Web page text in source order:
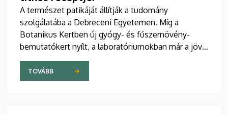
A természet patikáját állítják a tudomány
szolgálatába a Debreceni Egyetemen. Míg a
Botanikus Kertben új gyógy- és fűszernövény-
bemutatókert nyílt, a laboratóriumokban már a jövő
természetes gyógyszereit tökéletesítik a kutatók.
A nemzetközileg is elismert debreceni fejlesztések
– a bőrbarát rózsakrémtől a normál vércukorszintet
TOVÁBB